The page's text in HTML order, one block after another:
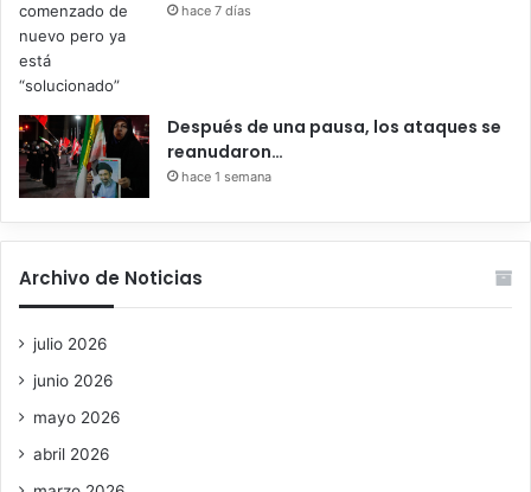
hace 7 días
Después de una pausa, los ataques se
reanudaron…
hace 1 semana
Archivo de Noticias
julio 2026
junio 2026
mayo 2026
abril 2026